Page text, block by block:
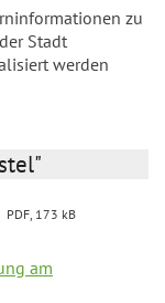
zu
Stadt
werden
PDF, 173 kB
am